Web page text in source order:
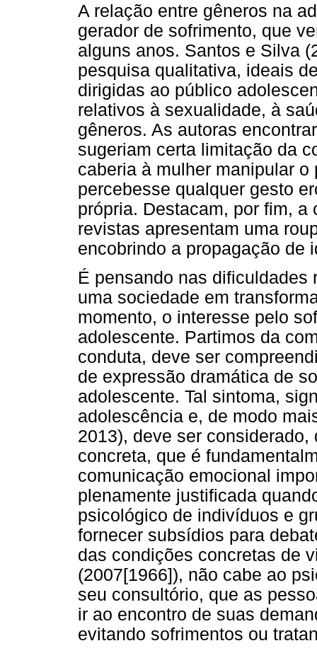
A relação entre gêneros na
gerador de sofrimento, que
alguns anos. Santos e Silva
pesquisa qualitativa, ideais
dirigidas ao público
relativos à sexualidade, à
gêneros. As autoras
sugeriam certa limitação da
caberia à mulher manipular
percebesse qualquer gesto
própria. Destacam, por fim,
revistas apresentam uma
encobrindo a propagação de
É pensando nas dificuldades
uma sociedade em
momento, o interesse pelo
adolescente. Partimos da
conduta, deve ser
de expressão dramática de
adolescente. Tal sintoma,
adolescência e, de modo
2013), deve ser
concreta, que é
comunicação emocional
plenamente justificada
psicológico de indivíduos e
fornecer subsídios para
das condições concretas de
(2007[1966]), não cabe ao
seu consultório, que as
ir ao encontro de suas
evitando sofrimentos ou